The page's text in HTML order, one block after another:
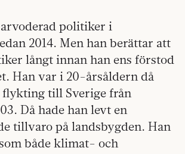
politiker i
2014. Men han berättar att
långt innan han ens förstod
Han var i 20-årsåldern då
flykting till Sverige från
Då hade han levt en
tillvaro på landsbygden. Han
både klimat- och